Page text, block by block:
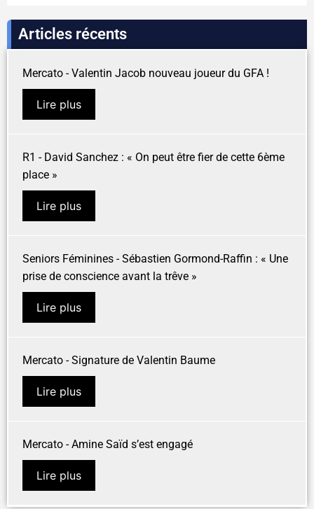
Articles récents
Mercato - Valentin Jacob nouveau joueur du GFA !
Lire plus
R1 - David Sanchez : « On peut être fier de cette 6ème
place »
Lire plus
Seniors Féminines - Sébastien Gormond-Raffin : « Une
prise de conscience avant la trêve »
Lire plus
Mercato - Signature de Valentin Baume
Lire plus
Mercato - Amine Saïd s’est engagé
Lire plus